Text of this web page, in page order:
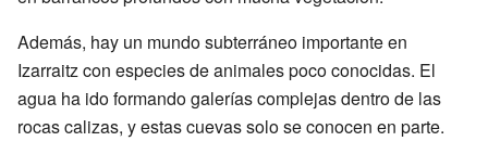
Además, hay un mundo subterráneo importante en
Izarraitz con especies de animales poco conocidas. El
agua ha ido formando galerías complejas dentro de las
rocas calizas, y estas cuevas solo se conocen en parte.